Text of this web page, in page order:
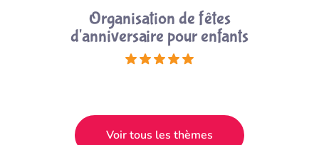
Organisation de fêtes
d'anniversaire pour enfants
Voir tous les thèmes